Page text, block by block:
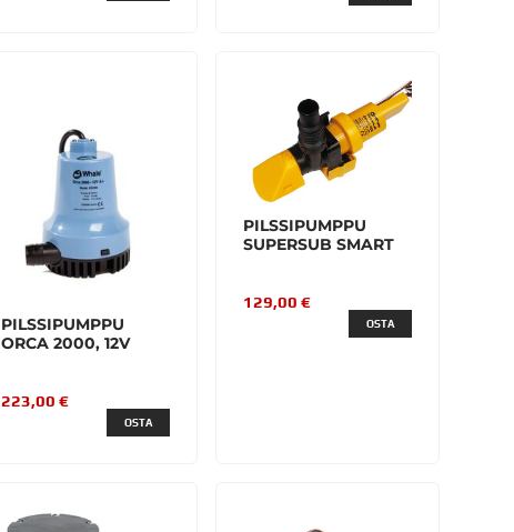
PILSSIPUMPPU
ORCA 2000, 12V
223,00 €
OSTA
PILSSIPUMPPU
SUPERSUB SMART
129,00 €
OSTA